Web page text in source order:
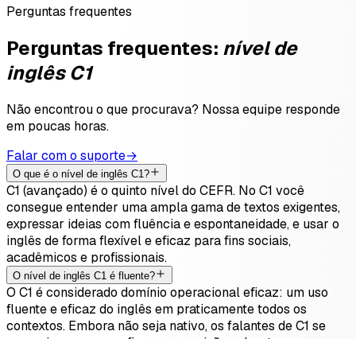
Perguntas frequentes
Perguntas frequentes: nível de
inglêsC1
Não encontrou o que procurava? Nossa equipe responde
em poucas horas.
Falar com o suporte→
O que é o nível de inglês C1?
C1 (avançado) é o quinto nível do CEFR. No C1 você
consegue entender uma ampla gama de textos exigentes,
expressar ideias com fluência e espontaneidade, e usar o
inglês de forma flexível e eficaz para fins sociais,
acadêmicos e profissionais.
O nível de inglês C1 é fluente?
O C1 é considerado domínio operacional eficaz: um uso
fluente e eficaz do inglês em praticamente todos os
contextos. Embora não seja nativo, os falantes de C1 se